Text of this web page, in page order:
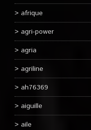
afrique
agri-power
agria
agriline
ah76369
aiguille
aile